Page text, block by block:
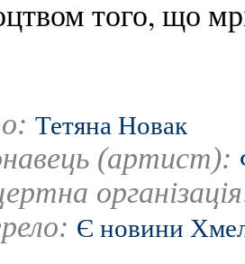
того, що
Тетяна Новак
(артист):
Є новини